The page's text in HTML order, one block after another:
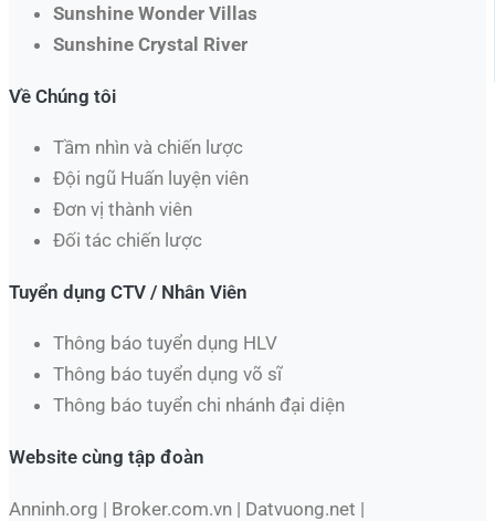
Sunshine Wonder Villas
Sunshine Crystal River
Về Chúng tôi
Tầm nhìn và chiến lược
Đội ngũ Huấn luyện viên
Đơn vị thành viên
Đối tác chiến lược
Tuyển dụng CTV / Nhân Viên
Thông báo tuyển dụng HLV
Thông báo tuyển dụng võ sĩ
Thông báo tuyển chi nhánh đại diện
Website cùng tập đoàn
Anninh.org | Broker.com.vn | Datvuong.net |